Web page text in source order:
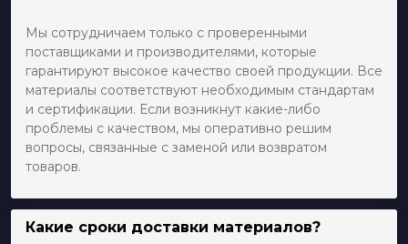
Мы сотрудничаем только с проверенными
поставщиками и производителями, которые
гарантируют высокое качество своей продукции. Все
материалы соответствуют необходимым стандартам
и сертификации. Если возникнут какие-либо
проблемы с качеством, мы оперативно решим
вопросы, связанные с заменой или возвратом
товаров.
Какие сроки доставки материалов?